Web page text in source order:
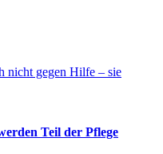
Teil der Pflege